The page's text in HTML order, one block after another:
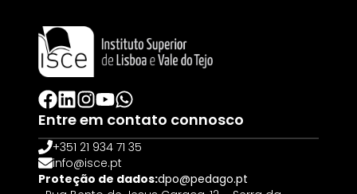
Entre em contato connosco
+351 21 934 71 35
info@isce.pt
Proteção de dados:dpo@pedago.pt